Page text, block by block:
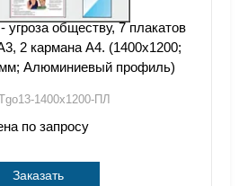
угроза обществу, 7 плакатов
2 кармана А4. (1400х1200;
Алюминиевый профиль)
1400х1200-ПЛ
по запросу
Заказать